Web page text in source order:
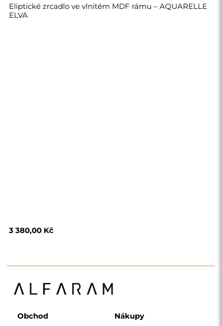
Eliptické zrcadlo ve vlnitém MDF rámu – AQUARELLE
ELVA
3 380,00 Kč
Obchod Nákupy